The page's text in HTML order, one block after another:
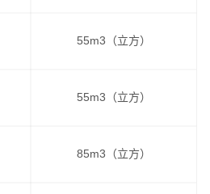
55m3（立方）
55m3（立方）
85m3（立方）